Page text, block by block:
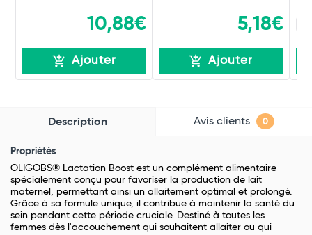
10,88€
Ajouter
5,18€
Ajouter
Description Avis clients 0
Propriétés
OLIGOBS® Lactation Boost est un complément alimentaire
spécialement conçu pour favoriser la production de lait
maternel, permettant ainsi un allaitement optimal et prolongé.
Grâce à sa formule unique, il contribue à maintenir la santé du
sein pendant cette période cruciale. Destiné à toutes les
femmes dès l'accouchement qui souhaitent allaiter ou qui